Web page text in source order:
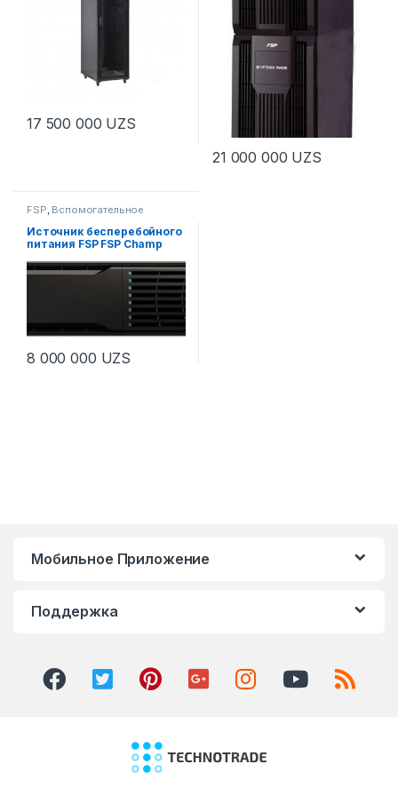
17 500 000 UZS
21 000 000 UZS
FSP Вспомогательное
оборудование
ИБП (UPS),Комплексные
Решения,Производители,
Решения, Сетевые
Шкафы,
телекоммуникационные
Источник бесперебойного
питания FSP FSP Champ
1103RS)
8 000 000 UZS
Мобильное Приложение
Поддержка